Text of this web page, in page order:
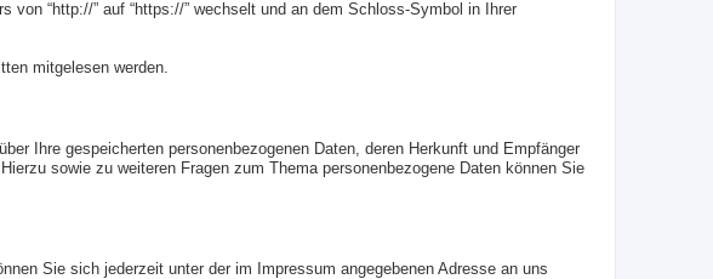
“http://” auf “https://” wechselt und an dem Schloss-Symbol in Ihrer
mitgelesen werden.
Ihre gespeicherten personenbezogenen Daten, deren Herkunft und Empfänger
sowie zu weiteren Fragen zum Thema personenbezogene Daten können Sie
Sie sich jederzeit unter der im Impressum angegebenen Adresse an uns